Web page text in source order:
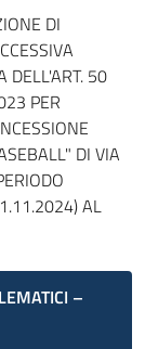
DI
DELL'ART. 50
PER
DI VIA
AL
–